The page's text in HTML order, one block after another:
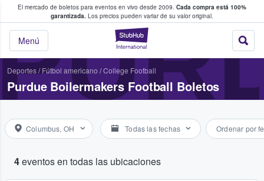
El mercado de boletos para eventos en vivo desde 2009. Cada compra está 100%
garantizada. Los precios pueden variar de su valor original.
StubHub: donde
Menú
fans compran y venden boletos
Deportes/ Fútbol americano /College Football
Purdue Boilermakers Football Boletos
Columbus, OH Todas las fechas Ordenar por
4eventos en todas las ubicaciones